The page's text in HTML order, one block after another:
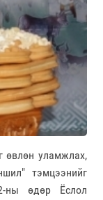
өвлөн уламжлах,
тэмцээнийг
ны өдөр Ёслол